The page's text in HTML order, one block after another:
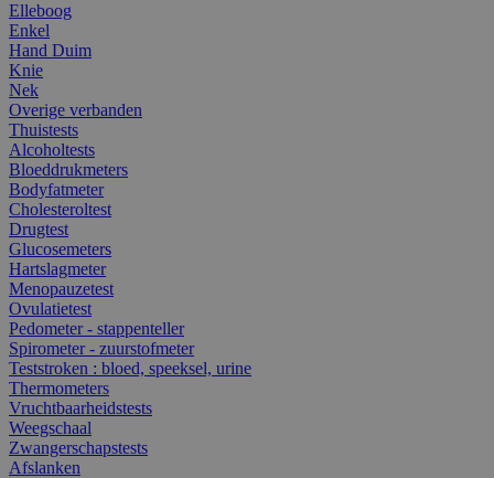
Elleboog
Enkel
Hand Duim
Knie
Nek
Overige verbanden
Thuistests
Alcoholtests
Bloeddrukmeters
Bodyfatmeter
Cholesteroltest
Drugtest
Glucosemeters
Hartslagmeter
Menopauzetest
Ovulatietest
Pedometer - stappenteller
Spirometer - zuurstofmeter
Teststroken : bloed, speeksel, urine
Thermometers
Vruchtbaarheidstests
Weegschaal
Zwangerschapstests
Afslanken